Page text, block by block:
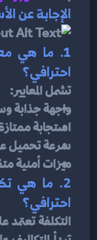
الإجابة عن
احترافي؟
تشمل المعايير:
واجهة جذابة
استجابة
سرعة تحميل
ميزات أمنية
احترافي؟